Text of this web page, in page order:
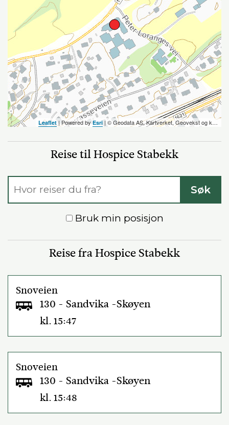
Leaflet| Powered byEsri | ©️ Geodata AS, Kartverket, Geovekst og kommunene, OpenStreetMap
Reise til Hospice Stabekk
Søk
Bruk min posisjon
Reise fra Hospice Stabekk
Snoveien
130 - Sandvika -Skøyen
kl. 15:47
Snoveien
130 - Sandvika -Skøyen
kl. 15:48